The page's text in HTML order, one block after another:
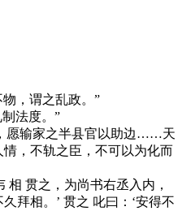
物，谓之乱政。”
法度。”
愿输家之半县官以助边……天
，不轨之臣，不可以为化而
相 贯之，为尚书右丞入内，
拜相。’ 贯之 叱曰：‘安得不